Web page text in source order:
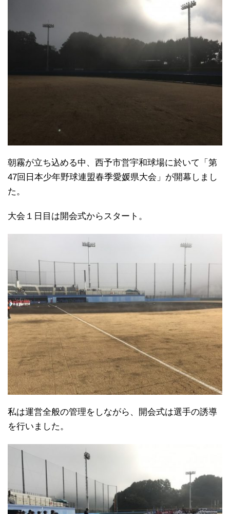
朝霧が立ち込める中、西予市営宇和球場に於いて「第
47回日本少年野球連盟春季愛媛県大会」が開幕しまし
た。
大会１日目は開会式からスタート。
私は運営全般の管理をしながら、開会式は選手の誘導
を行いました。